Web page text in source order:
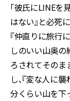
「彼氏にLINEを
はない』と必死
『仲直りに旅行
しのいい山奥
ろされてそのま
し、『変な人に
分くらい山を下